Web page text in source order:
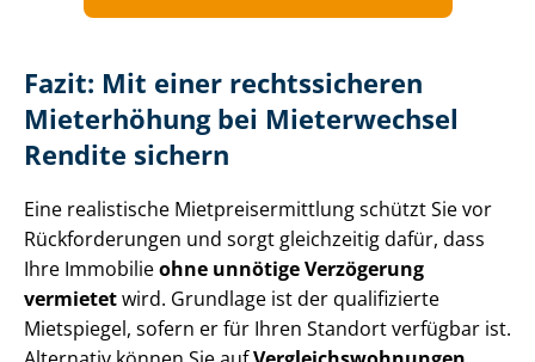
Fazit: Mit einer rechtssicheren
Mieterhöhung bei Mieterwechsel
Rendite sichern
Eine realistische Miet­preis­er­mitt­lung schützt Sie vor
Rückforderungen und sorgt gleichzeitig dafür, dass
Ihre Immobilieohne unnötige Verzögerung
vermietetwird. Grundlage ist der qualifizierte
Mietspiegel, sofern er für Ihren Standort verfügbar ist.